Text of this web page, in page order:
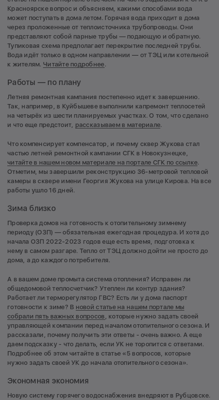
Красноярске вопрос и объясняем, какими способами вода
может поступать в дома летом. Горячая вода приходит в дома
через проложенные от теплоисточника трубопроводы. Они
представляют собой парные трубы — подающую и обратную.
Тупиковая схема предполагает перекрытие последней трубы.
Вода идёт только в одном направлении — от ТЭЦ или котельной
к жителям. Читайте подробнее.
Работы — по плану
Летняя ремонтная кампания постепенно идет к завершению.
Так, например, в Куйбышеве выполнили капремонт теплосетей
на четырёх из шести планируемых участках. О том, что сделано
и что еще предстоит, рассказываем в материале.
Что компенсирует компенсатор, и почему сквер Жукова стал
частью летней ремонтной кампании СГК в Новокузнецке,
читайте в нашем новом материале на портале СГК по ссылке.
Отметим, мы завершили реконструкцию 36-метровой тепловой
камеры в сквере имени Георгия Жукова на улице Кирова. На все
работы ушло 16 дней.
Зима близко
Проверка домов на готовность к отопительному зимнему
периоду (ОЗП) — обязательная ежегодная процедура. И хотя до
начала ОЗП 2022-2023 годов еще есть время, подготовка к
нему в самом разгаре. Тепло от ТЭЦ должно дойти не просто до
дома, а до каждого потребителя.
А в вашем доме промыта система отопления? Исправен ли
общедомовой теплосчетчик? Утеплен ли контур здания?
Работает ли терморегулятор ГВС? Есть ли у дома паспорт
готовности к зиме? В новой статье на нашем портале мы
собрали пять важных вопросов
, которые нужно задать своей
управляющей компании перед началом отопительного сезона. И
рассказали, почему получить эти ответы - очень важно. А еще
даем подсказку - что делать, если УК не торопится с ответами.
Подробнее об этом читайте в статье «5 вопросов, которые
нужно задать своей УК до начала отопительного сезона».
Экономная экономия
Новую систему горячего водоснабжения внедряют в Рубцовске.